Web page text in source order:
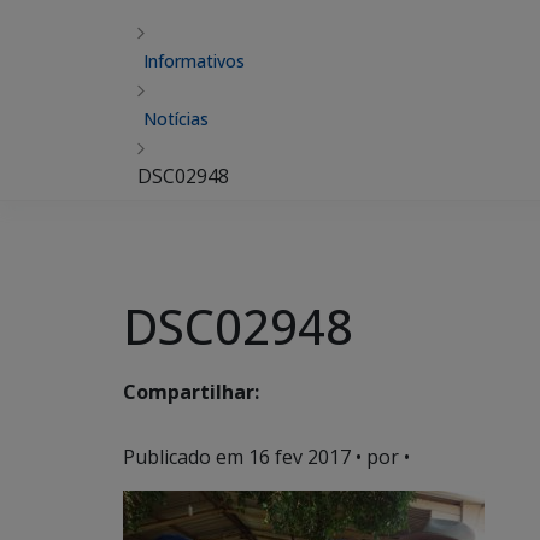
Informativos
Notícias
DSC02948
DSC02948
Compartilhar:
Publicado em 16 fev 2017 • por •